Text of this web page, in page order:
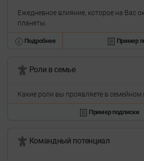
Ежедневное влияние, которое на Вас
планеты.
Подробнее Пример
Роли в семье
Какие роли вы проявляете в семейном
Пример подписки
Командный потенциал